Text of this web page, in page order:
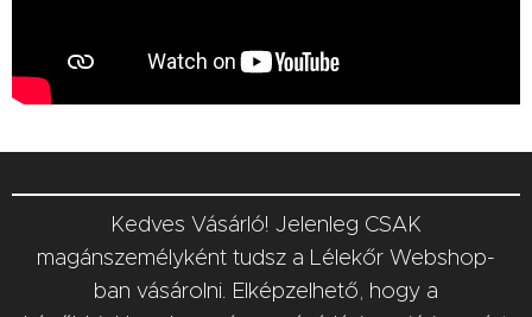
Kedves Vásárló! Jelenleg CSAK
magánszemélyként tudsz a Lélekőr Webshop-
ban vásárolni. Elképzelhető, hogy a